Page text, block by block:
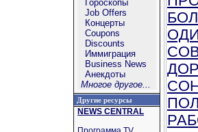
Гороскопы
Job Offers
Концерты
Coupons
Discounts
Иммиграция
Business News
Анекдоты
Многое другое...
Другие ресурсы
NEWS CENTRAL